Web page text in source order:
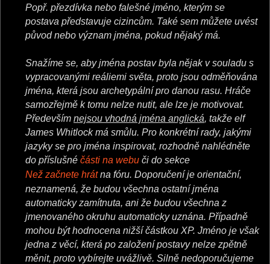
Popř. přezdívka nebo falešné jméno, kterým se
postava představuje cizincům. Také sem můžete uvést
původ nebo význam jména, pokud nějaký má.
Snažíme se, aby jména postav byla nějak v souladu s
vypracovanými reáliemi světa, proto jsou odměňována
jména, která jsou archetypální pro danou rasu. Hráče
samozřejmě k tomu nelze nutit, ale lze je motivovat.
Především nejsou vhodná jména anglická, takže elf
James Whitlock má smůlu. Pro konkrétní rady, jakými
jazyky se pro jména inspirovat, rozhodně nahlédněte
do příslušné části na webu či do sekce
Než začnete hrátna fóru. Doporučení je orientační,
neznamená, že budou všechna ostatní jména
automaticky zamítnuta, ani že budou všechna z
jmenovaného okruhu automaticky uznána. Případně
mohou být hodnocena nižší částkou XP. Jméno je však
jedna z věcí, která po založení postavy nelze zpětně
měnit, proto vybírejte uvážlivě. Silně nedoporučujeme